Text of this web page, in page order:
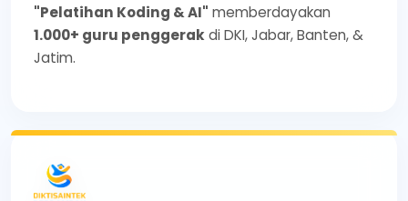
"Pelatihan Koding & AI" memberdayakan
1.000+ guru penggerak di DKI, Jabar, Banten, &
Jatim.